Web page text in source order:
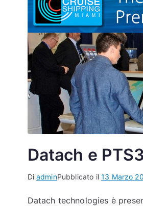
Datach e
Di adminPubblicato il13 Marzo
Datach technologies è